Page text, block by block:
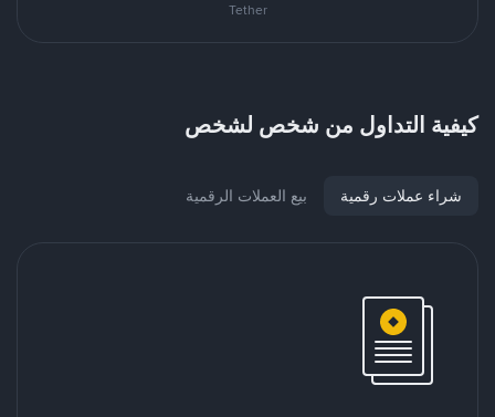
Tether
كيفية التداول من شخص لشخص
شراء عملات رقمية بيع العملات الرقمية